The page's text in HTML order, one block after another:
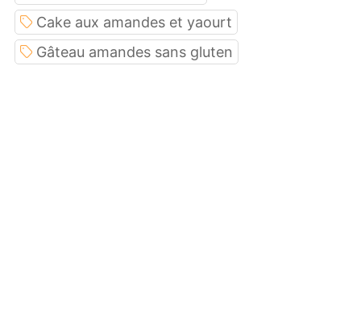
Cake aux amandes et yaourt
Gâteau amandes sans gluten